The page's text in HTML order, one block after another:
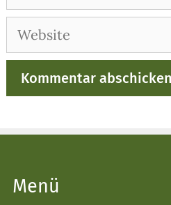
Website
Menü